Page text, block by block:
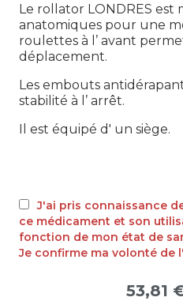
Le rollator LONDRES
anatomiques pour une
roulettes à l’ avant
déplacement.
Les embouts
stabilité à l’ arrêt.
Il est équipé d' un siège.
J'ai pris connaissance
ce médicament et son
fonction de mon état de
Je confirme ma volonté de
53,81